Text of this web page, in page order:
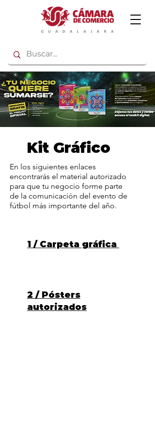
Kit Gráfico
En los siguientes enlaces
encontrarás el material autorizado
para que tu negocio forme parte
de la comunicación del evento de
fútbol más importante del año.
1 / Carpeta gráfica
2 / Pósters
autorizados